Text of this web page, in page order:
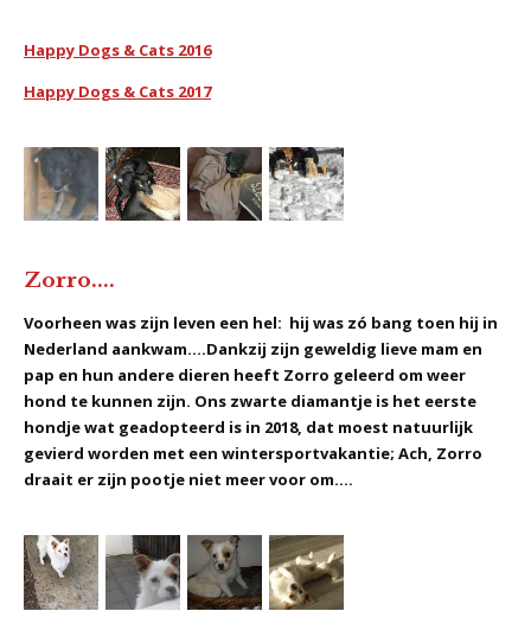
Happy Dogs & Cats 2016
Happy Dogs & Cats 2017
Zorro....
Voorheen was zijn leven een hel: hij was zó bang toen hij in
Nederland aankwam....Dankzij zijn geweldig lieve mam en
pap en hun andere dieren heeft Zorro geleerd om weer
hond te kunnen zijn. Ons zwarte diamantje is het eerste
hondje wat geadopteerd is in 2018, dat moest natuurlijk
gevierd worden met een wintersportvakantie; Ach, Zorro
draait er zijn pootje niet meer voor om....